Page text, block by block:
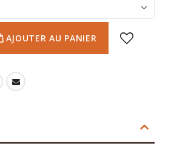
AJOUTER AU PANIER